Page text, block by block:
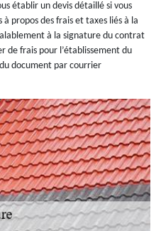
établir un devis détaillé si vous
propos des frais et taxes liés à la
à la signature du contrat
de frais pour l’établissement du
document par courrier